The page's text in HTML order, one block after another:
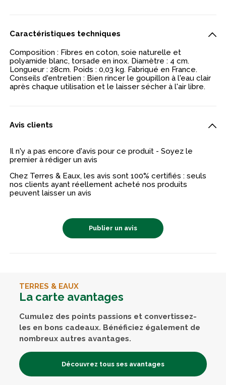
Caractéristiques techniques
Composition : Fibres en coton, soie naturelle et
polyamide blanc, torsade en inox. Diamètre : 4 cm.
Longueur : 28cm. Poids : 0,03 kg. Fabriqué en France.
Conseils d'entretien : Bien rincer le goupillon à l'eau clair
après chaque utilisation et le laisser sécher à l'air libre.
Avis clients
Il n'y a pas encore d'avis pour ce produit - Soyez le
premier à rédiger un avis
Chez Terres & Eaux, les avis sont 100% certifiés : seuls
nos clients ayant réellement acheté nos produits
peuvent laisser un avis
Publier un avis
TERRES & EAUX
La carte avantages
Cumulez des points passions et convertissez-
les en bons cadeaux. Bénéficiez également de
nombreux autres avantages.
Découvrez tous ses avantages